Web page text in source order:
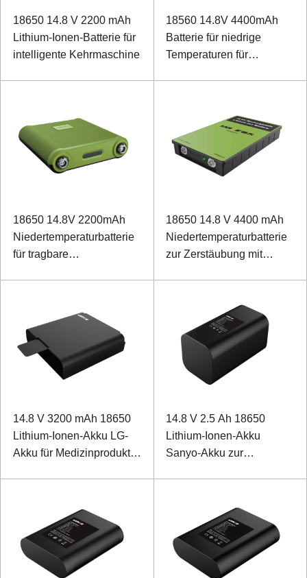
18650 14.8 V 2200 mAh
Lithium-Ionen-Batterie für
intelligente Kehrmaschine
18560 14.8V 4400mAh
Batterie für niedrige
Temperaturen für
18650 14.8V 2200mAh
Niedertemperaturbatterie
für tragbare
18650 14.8 V 4400 mAh
Niedertemperaturbatterie
zur Zerstäubung mit
14.8 V 3200 mAh 18650
Lithium-Ionen-Akku LG-
Akku für Medizinprodukte
14.8 V 2.5 Ah 18650
Lithium-Ionen-Akku
Sanyo-Akku zur